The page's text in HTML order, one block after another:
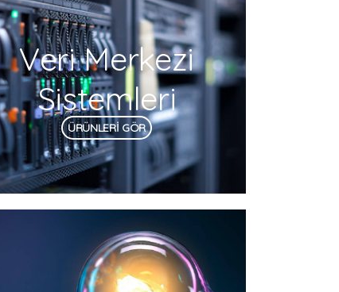
Veri Merkezi
Sistemleri
ÜRÜNLERİ GÖR